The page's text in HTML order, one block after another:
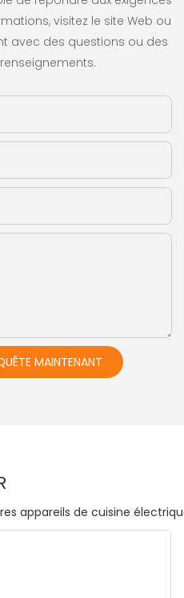
visitez le site Web ou
avec des questions ou des
MAINTENANT
appareils de cuisine